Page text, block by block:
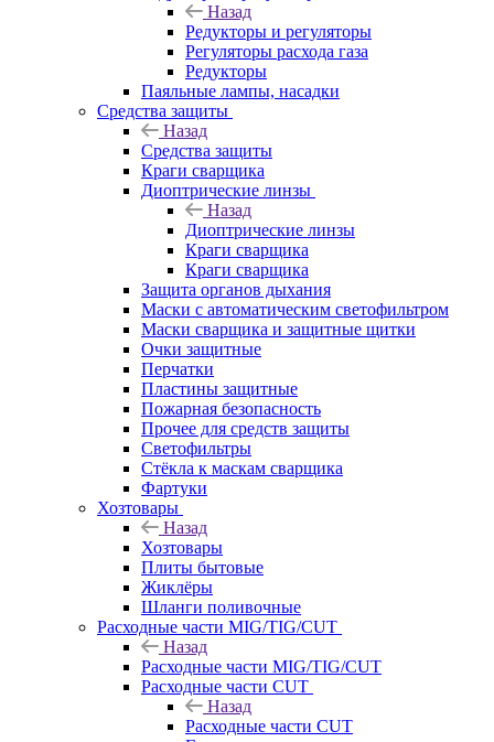
Назад
Редукторы и регуляторы
Регуляторы расхода газа
Редукторы
Паяльные лампы, насадки
Средства защиты
Назад
Средства защиты
Краги сварщика
Диоптрические линзы
Назад
Диоптрические линзы
Краги сварщика
Краги сварщика
Защита органов дыхания
Маски с автоматическим светофильтром
Маски сварщика и защитные щитки
Очки защитные
Перчатки
Пластины защитные
Пожарная безопасность
Прочее для средств защиты
Светофильтры
Стёкла к маскам сварщика
Фартуки
Хозтовары
Назад
Хозтовары
Плиты бытовые
Жиклёры
Шланги поливочные
Расходные части MIG/TIG/CUT
Назад
Расходные части MIG/TIG/CUT
Расходные части CUT
Назад
Расходные части CUT